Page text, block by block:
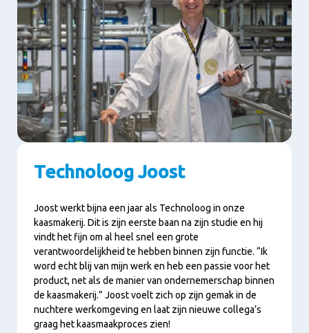
Technoloog Joost
Joost werkt bijna een jaar als Technoloog in onze
kaasmakerij. Dit is zijn eerste baan na zijn studie en hij
vindt het fijn om al heel snel een grote
verantwoordelijkheid te hebben binnen zijn functie. “Ik
word echt blij van mijn werk en heb een passie voor het
product, net als de manier van ondernemerschap binnen
de kaasmakerij.” Joost voelt zich op zijn gemak in de
nuchtere werkomgeving en laat zijn nieuwe collega’s
graag het kaasmaakproces zien!